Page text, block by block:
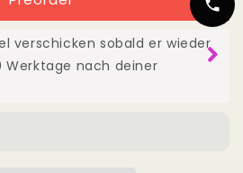
verschicken sobald er wieder
nach deiner